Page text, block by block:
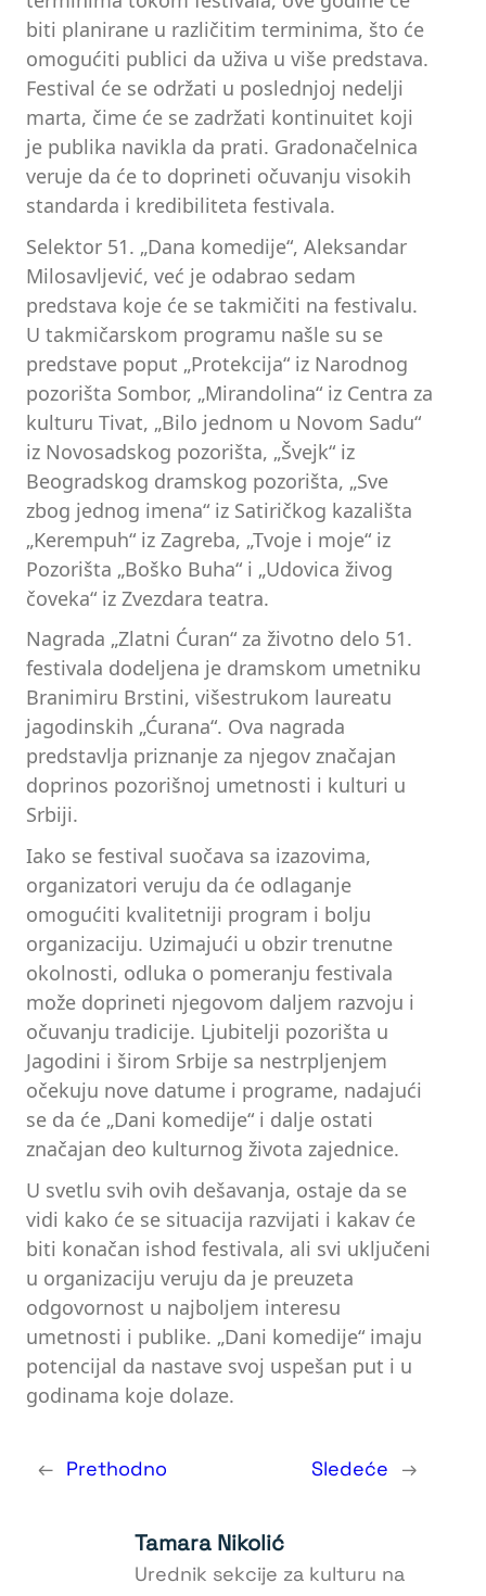
biti planirane u različitim terminima, što će
omogućiti publici da uživa u više predstava.
Festival će se održati u poslednjoj nedelji
marta, čime će se zadržati kontinuitet koji
je publika navikla da prati. Gradonačelnica
veruje da će to doprineti očuvanju visokih
standarda i kredibiliteta festivala.
Selektor 51. „Dana komedije“, Aleksandar
Milosavljević, već je odabrao sedam
predstava koje će se takmičiti na festivalu.
U takmičarskom programu našle su se
predstave poput „Protekcija“ iz Narodnog
pozorišta Sombor, „Mirandolina“ iz Centra za
kulturu Tivat, „Bilo jednom u Novom Sadu“
iz Novosadskog pozorišta, „Švejk“ iz
Beogradskog dramskog pozorišta, „Sve
zbog jednog imena“ iz Satiričkog kazališta
„Kerempuh“ iz Zagreba, „Tvoje i moje“ iz
Pozorišta „Boško Buha“ i „Udovica živog
čoveka“ iz Zvezdara teatra.
Nagrada „Zlatni Ćuran“ za životno delo 51.
festivala dodeljena je dramskom umetniku
Branimiru Brstini, višestrukom laureatu
jagodinskih „Ćurana“. Ova nagrada
predstavlja priznanje za njegov značajan
doprinos pozorišnoj umetnosti i kulturi u
Srbiji.
Iako se festival suočava sa izazovima,
organizatori veruju da će odlaganje
omogućiti kvalitetniji program i bolju
organizaciju. Uzimajući u obzir trenutne
okolnosti, odluka o pomeranju festivala
može doprineti njegovom daljem razvoju i
očuvanju tradicije. Ljubitelji pozorišta u
Jagodini i širom Srbije sa nestrpljenjem
očekuju nove datume i programe, nadajući
se da će „Dani komedije“ i dalje ostati
značajan deo kulturnog života zajednice.
U svetlu svih ovih dešavanja, ostaje da se
vidi kako će se situacija razvijati i kakav će
biti konačan ishod festivala, ali svi uključeni
u organizaciju veruju da je preuzeta
odgovornost u najboljem interesu
umetnosti i publike. „Dani komedije“ imaju
potencijal da nastave svoj uspešan put i u
godinama koje dolaze.
← Prethodno Sledeće →
Tamara Nikolić
Urednik sekcije za kulturu na